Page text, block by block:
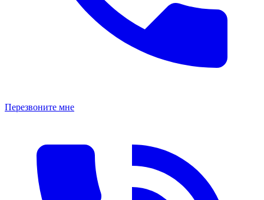
Перезвоните мне